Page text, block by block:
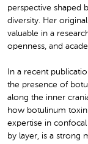
perspective shaped
diversity. Her
valuable in a
openness, and
In a recent
the presence of
along the inner
how botulinum
expertise in confocal
by layer, is a strong